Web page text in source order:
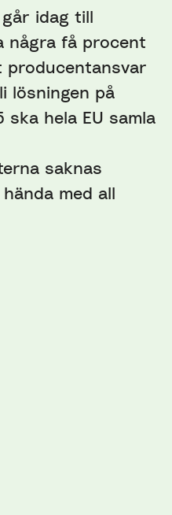
idag till
några få procent
producentansvar
lösningen på
ska hela EU samla
saknas
med all